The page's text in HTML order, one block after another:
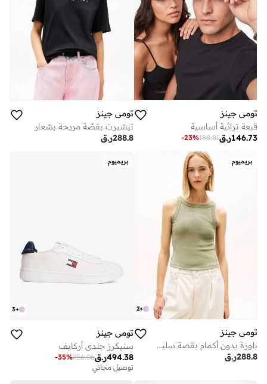
تومي جينز
قبعة تراثية أساسية
ر.ق146.73
188.81
-23%
تومي جينز
تيشيرت بقصّة مريحة بشعار
ر.ق288.8
بريميوم
+
2
تومي جينز
بلوزة بدون أكمام بقصة سليم وتصميم مضلع مزينة بشعار بلون متناغم
ر.ق288.8
بريميوم
+
3
تومي جينز
سنيكرز جلدي أركايف
ر.ق494.38
756.06
-35%
توصيل مجاني